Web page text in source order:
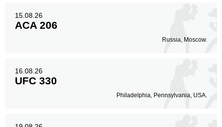
15.08.26
ACA 206
Russia, Moscow.
16.08.26
UFC 330
Philadelphia, Pennsylvania, USA.